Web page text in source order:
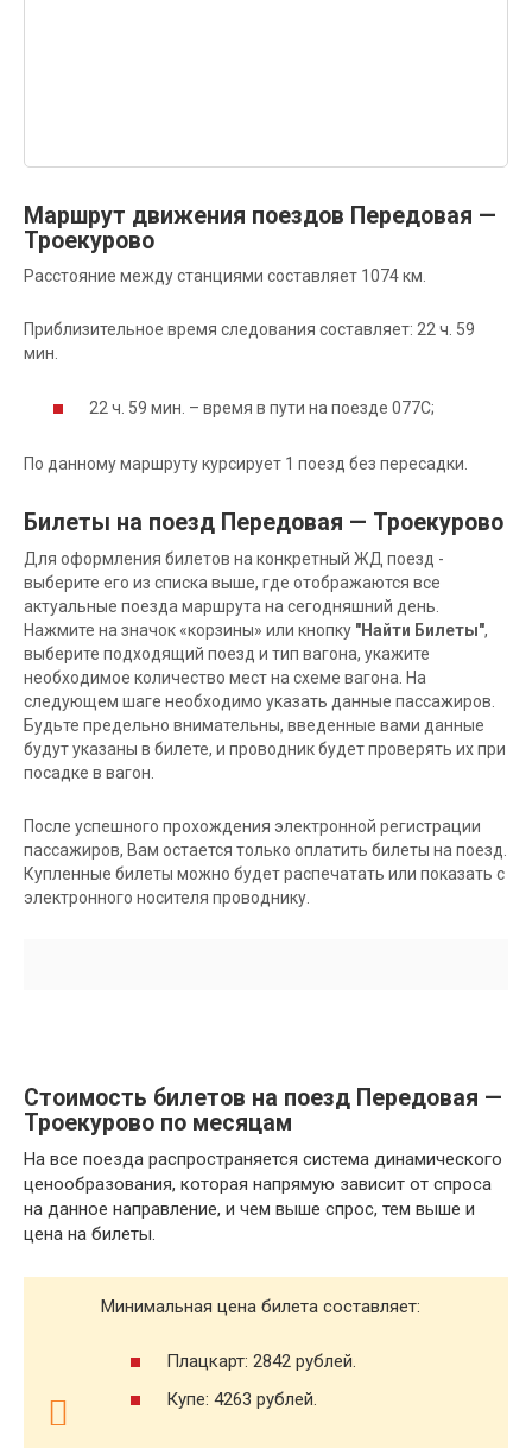
Маршрут движения поездов Передовая —
Троекурово
Расстояние между станциями составляет 1074 км.
Приблизительное время следования составляет: 22 ч. 59
мин.
22 ч. 59 мин. – время в пути на поезде 077С;
По данному маршруту курсирует 1 поезд без пересадки.
Билеты на поезд Передовая — Троекурово
Для оформления билетов на конкретный ЖД поезд -
выберите его из списка выше, где отображаются все
актуальные поезда маршрута на сегодняшний день.
Нажмите на значок «корзины» или кнопку "Найти Билеты",
выберите подходящий поезд и тип вагона, укажите
необходимое количество мест на схеме вагона. На
следующем шаге необходимо указать данные пассажиров.
Будьте предельно внимательны, введенные вами данные
будут указаны в билете, и проводник будет проверять их при
посадке в вагон.
После успешного прохождения электронной регистрации
пассажиров, Вам остается только оплатить билеты на поезд.
Купленные билеты можно будет распечатать или показать с
электронного носителя проводнику.
Стоимость билетов на поезд Передовая —
Троекурово по месяцам
На все поезда распространяется система динамического
ценообразования, которая напрямую зависит от спроса
на данное направление, и чем выше спрос, тем выше и
цена на билеты.
Минимальная цена билета составляет:
Плацкарт: 2842 рублей.
Купе: 4263 рублей.